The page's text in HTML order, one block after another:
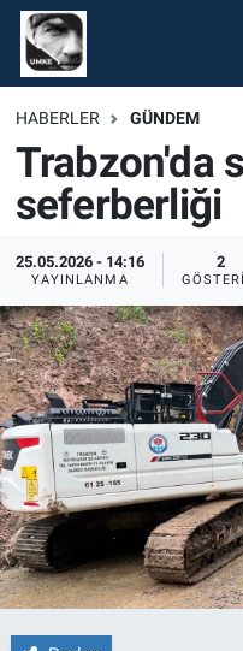
HABERLER GÜNDEM
Trabzon'da
seferberliği
25.05.2026 - 14:16
YAYINLANMA
2
Gündem
Ekonomi
Spor
Magazin
Tüm Haberler
İletişim
Künye
Nöbetçi Eczaneler
Hava Durumu
Namaz Vakitleri
Trafik Durumu
Süper Lig Puan
Tüm Manşetler
Son Dakika
Haber Arşivi